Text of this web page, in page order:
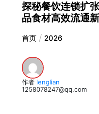
探秘餐饮连锁扩
品食材高效流通
首页 2026
作者 lenglian
1258078247@qq.com